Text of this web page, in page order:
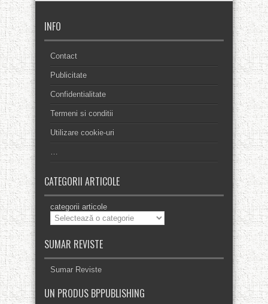
INFO
Contact
Publicitate
Confidentialitate
Termeni si conditii
Utilizare cookie-uri
…
CATEGORII ARTICOLE
categorii articole
SUMAR REVISTE
Sumar Reviste
UN PRODUS BPPUBLISHING